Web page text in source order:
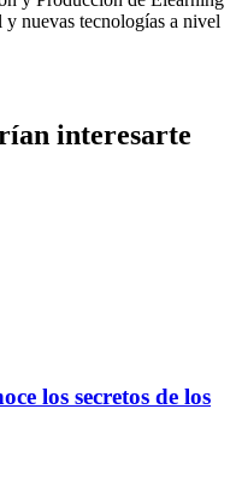
nuevas tecnologías a nivel
interesarte
los secretos de los